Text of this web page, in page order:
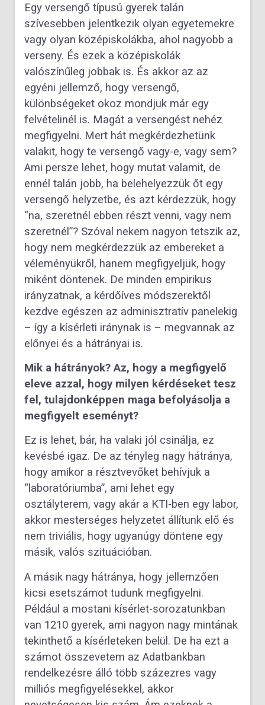
Egy versengő típusú gyerek talán
szívesebben jelentkezik olyan egyetemekre
vagy olyan középiskolákba, ahol nagyobb a
verseny. És ezek a középiskolák
valószínűleg jobbak is. És akkor az az
egyéni jellemző, hogy versengő,
különbségeket okoz mondjuk már egy
felvételinél is. Magát a versengést nehéz
megfigyelni. Mert hát megkérdezhetünk
valakit, hogy te versengő vagy-e, vagy sem?
Ami persze lehet, hogy mutat valamit, de
ennél talán jobb, ha belehelyezzük őt egy
versengő helyzetbe, és azt kérdezzük, hogy
“na, szeretnél ebben részt venni, vagy nem
szeretnél”? Szóval nekem nagyon tetszik az,
hogy nem megkérdezzük az embereket a
véleményükről, hanem megfigyeljük, hogy
miként döntenek. De minden empirikus
irányzatnak, a kérdőíves módszerektől
kezdve egészen az adminisztratív panelekig
– így a kísérleti iránynak is – megvannak az
előnyei és a hátrányai is.
Mik a hátrányok? Az, hogy a megfigyelő
eleve azzal, hogy milyen kérdéseket tesz
fel, tulajdonképpen maga befolyásolja a
megfigyelt eseményt?
Ez is lehet, bár, ha valaki jól csinálja, ez
kevésbé igaz. De az tényleg nagy hátránya,
hogy amikor a résztvevőket behívjuk a
“laboratóriumba”, ami lehet egy
osztályterem, vagy akár a KTI-ben egy labor,
akkor mesterséges helyzetet állítunk elő és
nem triviális, hogy ugyanúgy döntene egy
másik, valós szituációban.
A másik nagy hátránya, hogy jellemzően
kicsi esetszámot tudunk megfigyelni.
Például a mostani kísérlet-sorozatunkban
van 1210 gyerek, ami nagyon nagy mintának
tekinthető a kísérleteken belül. De ha ezt a
számot összevetem az Adatbankban
rendelkezésre álló több százezres vagy
milliós megfigyelésekkel, akkor